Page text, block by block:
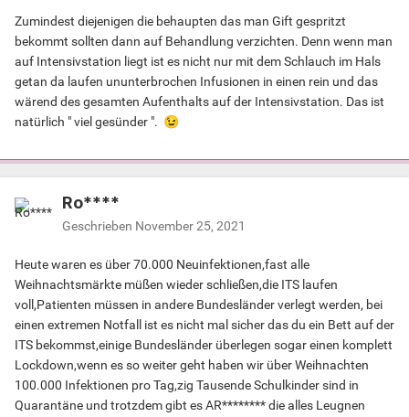
Zumindest diejenigen die behaupten das man Gift gespritzt
bekommt sollten dann auf Behandlung verzichten. Denn wenn man
auf Intensivstation liegt ist es nicht nur mit dem Schlauch im Hals
getan da laufen ununterbrochen Infusionen in einen rein und das
wärend des gesamten Aufenthalts auf der Intensivstation. Das ist
natürlich " viel gesünder ". 😉
Ro****
Geschrieben November 25, 2021
Heute waren es über 70.000 Neuinfektionen,fast alle
Weihnachtsmärkte müßen wieder schließen,die ITS laufen
voll,Patienten müssen in andere Bundesländer verlegt werden, bei
einen extremen Notfall ist es nicht mal sicher das du ein Bett auf der
ITS bekommst,einige Bundesländer überlegen sogar einen komplett
Lockdown,wenn es so weiter geht haben wir über Weihnachten
100.000 Infektionen pro Tag,zig Tausende Schulkinder sind in
Quarantäne und trotzdem gibt es AR******** die alles Leugnen